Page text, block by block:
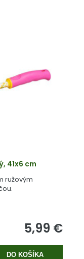
41x6 cm
ružovým
5,99 €
DO KOŠÍKA